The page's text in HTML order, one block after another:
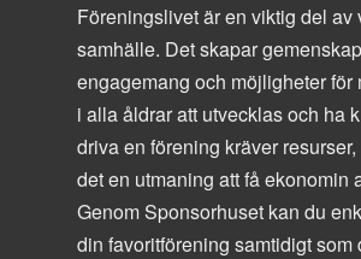
Föreningslivet är en viktig del av
samhälle. Det skapar
engagemang och möjligheter för
i alla åldrar att utvecklas och ha
driva en förening kräver
det en utmaning att få ekonomin
Genom Sponsorhuset kan du
din favoritförening samtidigt som